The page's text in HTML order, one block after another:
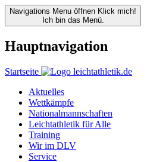
Navigations Menu öffnen Klick mich!
Ich bin das Menü.
Hauptnavigation
Startseite
Aktuelles
Wettkämpfe
Nationalmannschaften
Leichtathletik für Alle
Training
Wir im DLV
Service